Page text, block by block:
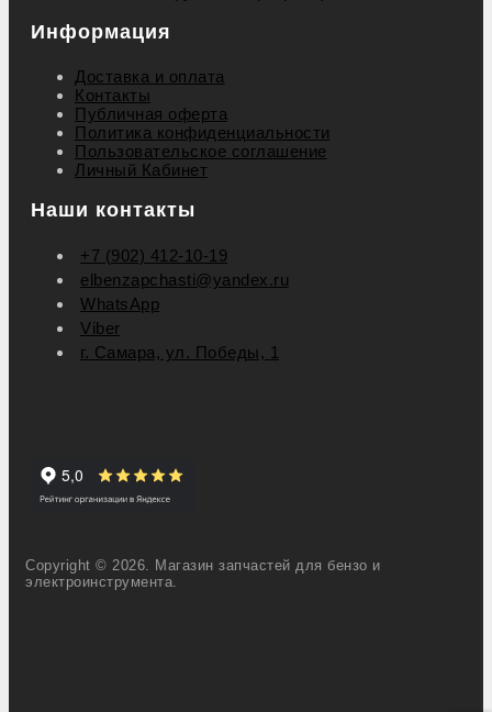
Информация
Доставка и оплата
Контакты
Публичная оферта
Политика конфиденциальности
Пользовательское соглашение
Личный Кабинет
Наши контакты
+7 (902) 412-10-19
elbenzapchasti@yandex.ru
WhatsApp
Viber
г. Самара, ул. Победы, 1
Copyright © 2026. Магазин запчастей для бензо и
электроинструмента.